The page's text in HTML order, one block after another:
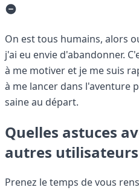
On est tous humains, alors
j'ai eu envie d'abandonner.
à me motiver et je me suis
à me lancer dans l'aventure
saine au départ.
Quelles astuces
autres utilisateurs
Prenez le temps de vous